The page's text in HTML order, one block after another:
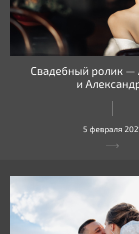
Свадебный ролик —
и
5 февраля